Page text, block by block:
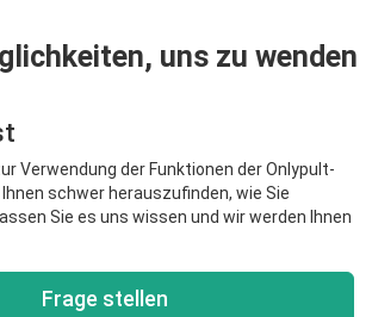
uns zu wenden
Verwendung der Funktionen der Onlypult-
schwer herauszufinden, wie Sie
Sie es uns wissen und wir werden Ihnen
Frage stellen